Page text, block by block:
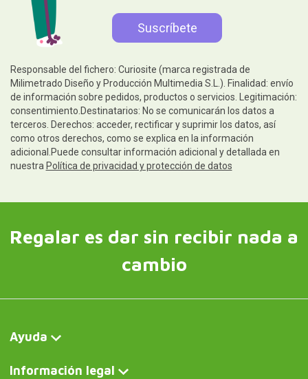
Responsable del fichero: Curiosite (marca registrada de
Milimetrado Diseño y Producción Multimedia S.L.). Finalidad: envío
de información sobre pedidos, productos o servicios. Legitimación:
consentimiento.Destinatarios: No se comunicarán los datos a
terceros. Derechos: acceder, rectificar y suprimir los datos, así
como otros derechos, como se explica en la información
adicional.Puede consultar información adicional y detallada en
nuestra Política de privacidad y protección de datos
Regalar es dar sin recibir nada a
cambio
Ayuda
Información legal